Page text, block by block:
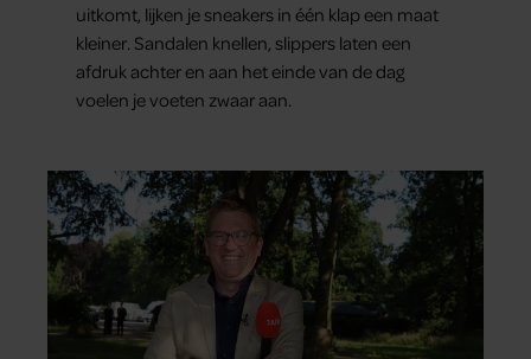
uitkomt, lijken je sneakers in één klap een maat
kleiner. Sandalen knellen, slippers laten een
afdruk achter en aan het einde van de dag
voelen je voeten zwaar aan.